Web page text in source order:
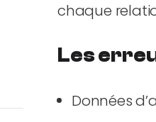
chaque
Les
Données